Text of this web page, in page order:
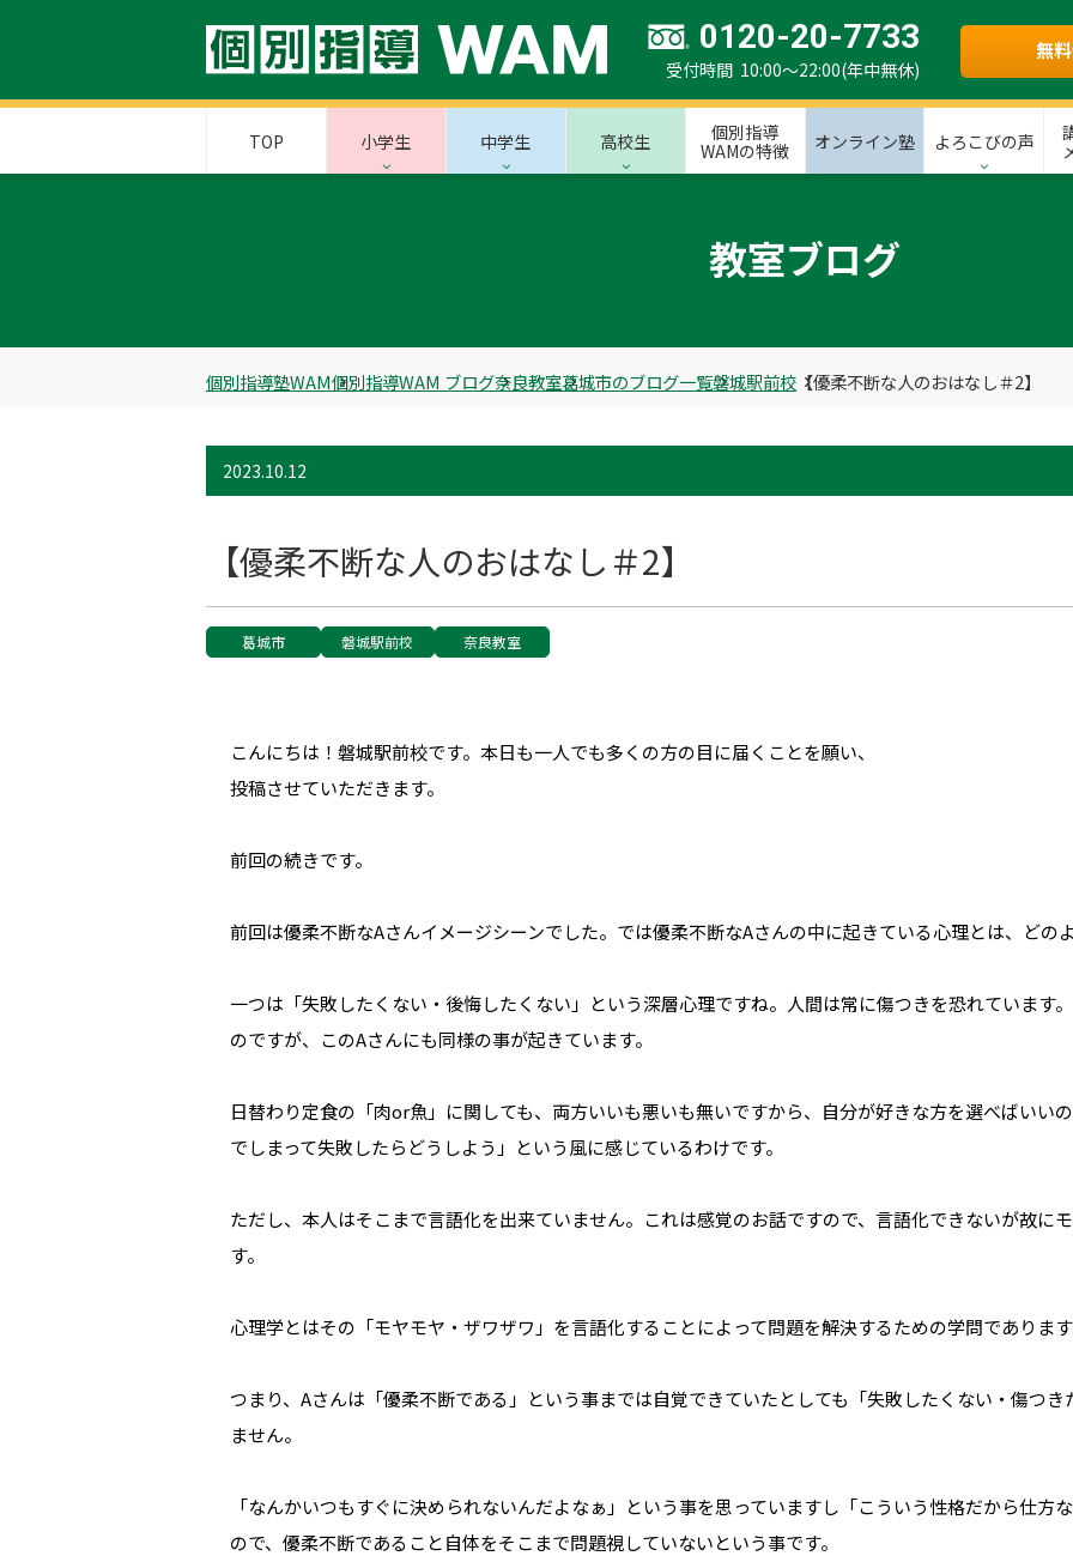
0120-20-7733
受付時間 10:00～22:00(年中無休)
無
TOP 小学生 中学生 高校生
個別指導
WAMの特徴
オンライン塾 よろこびの声
教室ブログ
個別指導塾WAM個別指導WAM ブログ奈良教室葛城市のブログ一覧磐城駅前校 【優柔不断な人のおはなし＃2】
2023.10.12
【優柔不断な人のおはなし＃2】
葛城市 磐城駅前校 奈良教室
こんにちは！磐城駅前校です。本日も一人でも多くの方の目に届くことを願い、
投稿させていただきます。
前回の続きです。
前回は優柔不断なAさんイメージシーンでした。では優柔不断なAさんの中に起きている心理とは、どの
一つは「失敗したくない・後悔したくない」という深層心理ですね。人間は常に傷つきを恐れています
のですが、このAさんにも同様の事が起きています。
日替わり定食の「肉or魚」に関しても、両方いいも悪いも無いですから、自分が好きな方を選べばいい
でしまって失敗したらどうしよう」という風に感じているわけです。
ただし、本人はそこまで言語化を出来ていません。これは感覚のお話ですので、言語化できないが故に
す。
心理学とはその「モヤモヤ・ザワザワ」を言語化することによって問題を解決するための学問であります
つまり、Aさんは「優柔不断である」という事までは自覚できていたとしても「失敗したくない・傷つ
ません。
「なんかいつもすぐに決められないんだよなぁ」という事を思っていますし「こういう性格だから仕方
ので、優柔不断であること自体をそこまで問題視していないという事です。